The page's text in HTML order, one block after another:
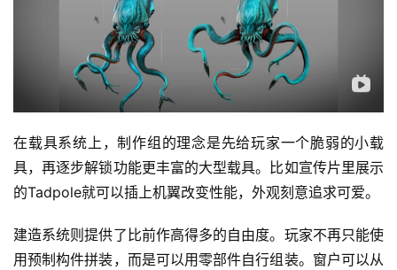
海
站
中
文
在载具系统上，制作组的理念是先给玩家一个脆弱的小载
具，再逐步解锁功能更丰富的大型载具。比如宣传片里展示
的Tadpole就可以插上机翼改变性能，外观刻意追求可爱。
建造系统则提供了比前作高得多的自由度。玩家不再只能使
用预制构件拼装，而是可以用零部件自行组装。窗户可以从